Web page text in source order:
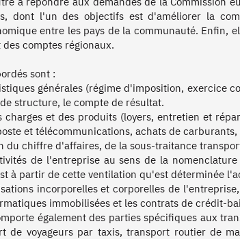
dont l'un des objectifs est d'améliorer la
entre les pays de la communauté. Enfin,
comptes régionaux.
sont :
générales (régime d'imposition, exercice
structure, le compte de résultat.
charges et des produits (loyers, entretien et
et télécommunications, achats de
du chiffre d'affaires, de la sous-traitance
de l'entreprise au sens de la
à partir de cette ventilation qu'est déterminée
incorporelles et corporelles de
immobilisées et les contrats de crédit-
également des parties spécifiques aux
de voyageurs par taxis, transport routier de